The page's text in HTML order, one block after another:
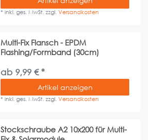
*inkl. ges. MwSt.zzgl.Versandkosten
Multi-Fix Flansch - EPDM
Flashing/Formband (30cm)
ab 9,99 € *
Artikel anzeigen
*inkl. ges. MwSt.zzgl.Versandkosten
Stockschraube A2 10x200 für Multi-